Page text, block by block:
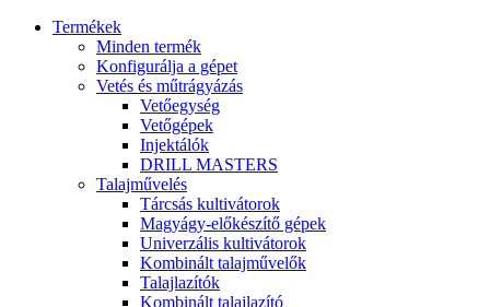
Termékek
Minden termék
Konfigurálja a gépet
Vetés és műtrágyázás
Vetőegység
Vetőgépek
Injektálók
DRILL MASTERS
Talajművelés
Tárcsás kultivátorok
Magyágy-előkészítő gépek
Univerzális kultivátorok
Kombinált talajművelők
Talajlazítók
Kombinált talajlazító